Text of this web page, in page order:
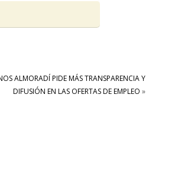
ALMORADÍ PIDE MÁS TRANSPARENCIA Y
DIFUSIÓN EN LAS OFERTAS DE EMPLEO »